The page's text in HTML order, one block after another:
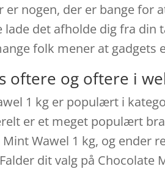
er nogen, der er bange for
lade det afholde dig fra
folk mener at gadgets
oftere og oftere i
1 kg er populært i
er et meget populært
Wawel 1 kg, og ender
dit valg på